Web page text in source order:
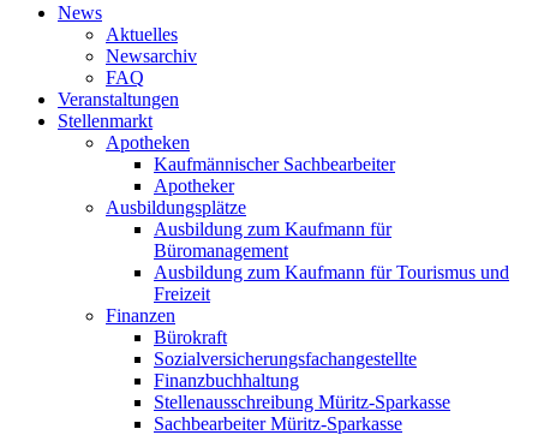
News
Aktuelles
Newsarchiv
FAQ
Veranstaltungen
Stellenmarkt
Apotheken
Kaufmännischer Sachbearbeiter
Apotheker
Ausbildungsplätze
Ausbildung zum Kaufmann für
Büromanagement
Ausbildung zum Kaufmann für Tourismus und
Freizeit
Finanzen
Bürokraft
Sozialversicherungsfachangestellte
Finanzbuchhaltung
Stellenausschreibung Müritz-Sparkasse
Sachbearbeiter Müritz-Sparkasse